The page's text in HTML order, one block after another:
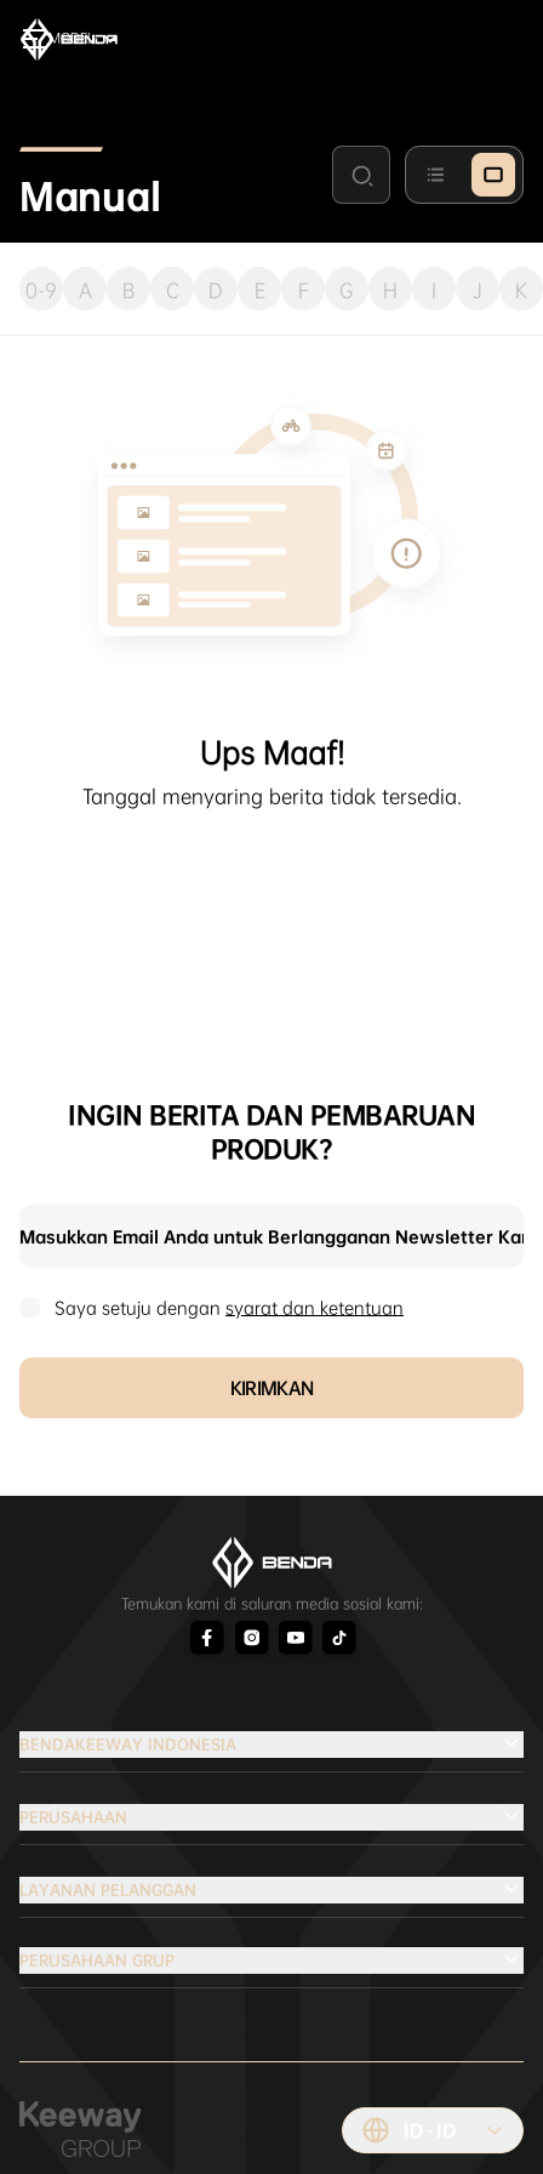
MODEL
Manual
0-9 A B C D E F G H I J K
Ups Maaf!
Tanggal menyaring berita tidak tersedia.
INGIN BERITA DAN PEMBARUAN
PRODUK?
Saya setuju dengan syarat dan ketentuan
KIRIMKAN
Temukan kami di saluran media sosial kami:
BENDAKEEWAY INDONESIA
PERUSAHAAN
LAYANAN PELANGGAN
PERUSAHAAN GRUP